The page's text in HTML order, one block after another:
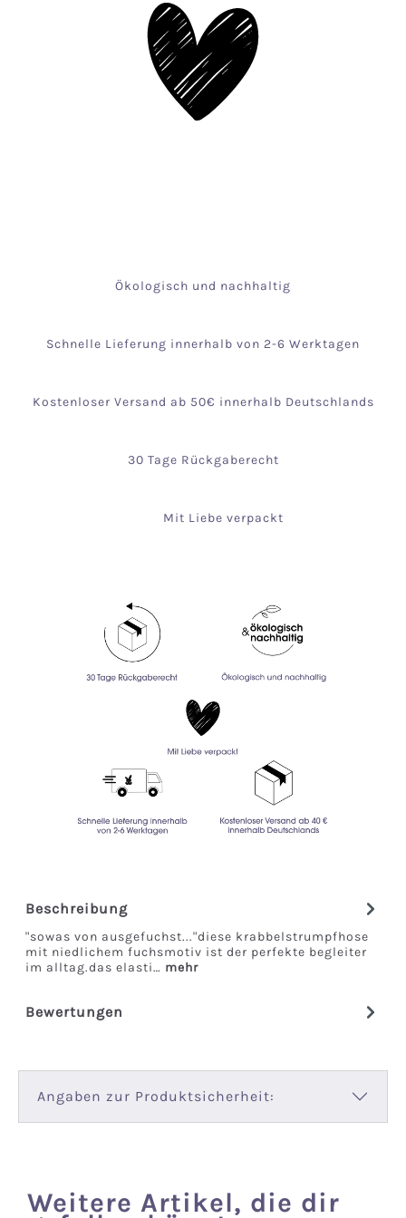
Ökologisch und nachhaltig
Schnelle Lieferung innerhalb von 2-6 Werktagen
Kostenloser Versand ab 50€ innerhalb Deutschlands
30 Tage Rückgaberecht
Mit Liebe verpackt
Beschreibung
"sowas von ausgefuchst..."diese krabbelstrumpfhose
mit niedlichem fuchsmotiv ist der perfekte begleiter
im alltag.das elasti… mehr
Bewertungen
Angaben zur Produktsicherheit:
Produktgalerie überspringen
Weitere Artikel, die dir